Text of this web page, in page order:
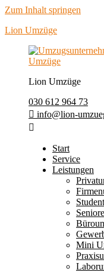
Zum Inhalt springen
Lion Umzüge
Lion Umzüge
030 612 964 73
info@lion-
Start
Service
Leistungen
Mini